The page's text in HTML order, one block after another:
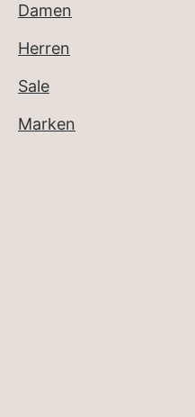
Damen
Herren
Sale
Marken